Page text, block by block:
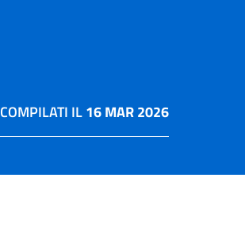
COMPILATI IL16 MAR 2026